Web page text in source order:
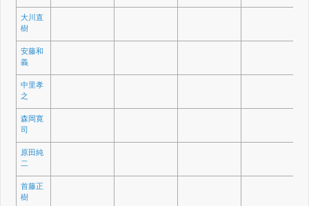
大川直
樹
安藤和
義
中里孝
之
森岡寛
司
原田純
二
首藤正
樹